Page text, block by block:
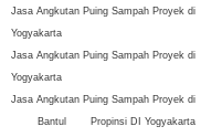
Jasa Angkutan Puing Sampah Proyek di
Yogyakarta
Jasa Angkutan Puing Sampah Proyek di
Yogyakarta
Jasa Angkutan Puing Sampah Proyek di
Bantul
Propinsi DI Yogyakarta